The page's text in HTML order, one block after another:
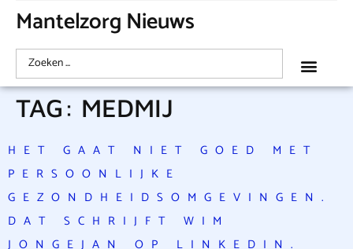
Mantelzorg Nieuws
TAG: MEDMIJ
HET GAAT NIET GOED MET
PERSOONLIJKE
GEZONDHEIDSOMGEVINGEN.
DAT SCHRIJFT WIM
JONGEJAN OP LINKEDIN.